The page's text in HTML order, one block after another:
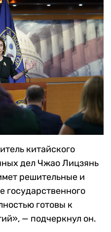
китайского
дел Чжао Лицзянь
решительные и
государственного
готовы к
», — подчеркнул он.